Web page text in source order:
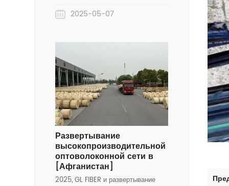
профессиональную поддержку.
ОПГВ (оптически заземленный
провод) в Нигерии, демонстрируя
решения ОПГВ-от нестандартной
установке.
2025-05-07
Развертывание
высокопроизводительной
оптоволоконной сети в
[Афганистан]
2025, GL FIBER и развертывание